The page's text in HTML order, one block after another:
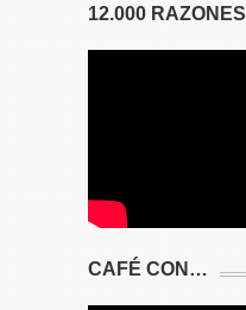
12.000 RAZONES
CAFÉ CON…